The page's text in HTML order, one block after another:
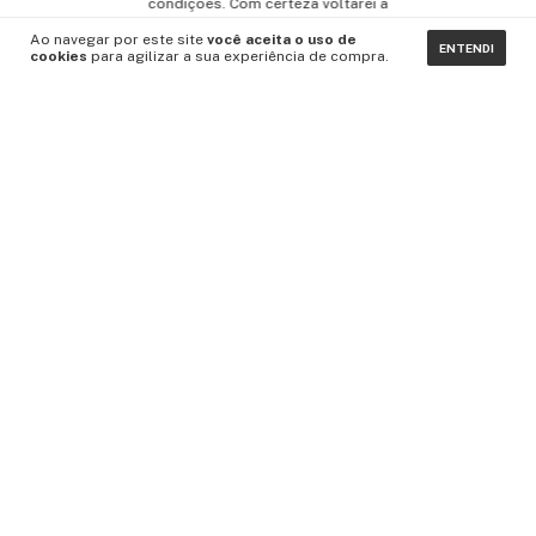
Ao navegar por este site você aceita o uso de
cookies para agilizar a sua experiência de compra. ENTENDI
condições. Com certeza voltarei a